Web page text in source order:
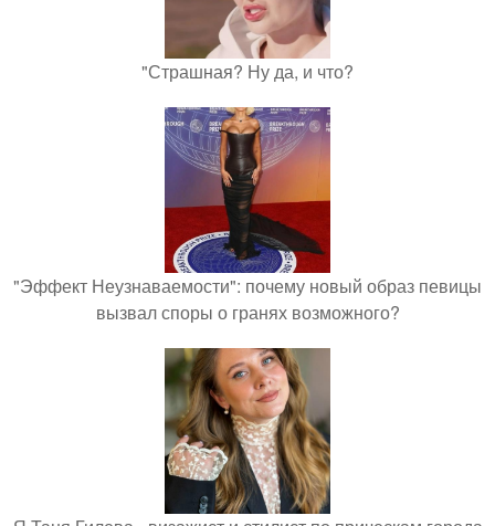
"Страшная? Ну да, и что?
"Эффект Неузнаваемости": почему новый образ певицы
вызвал споры о гранях возможного?